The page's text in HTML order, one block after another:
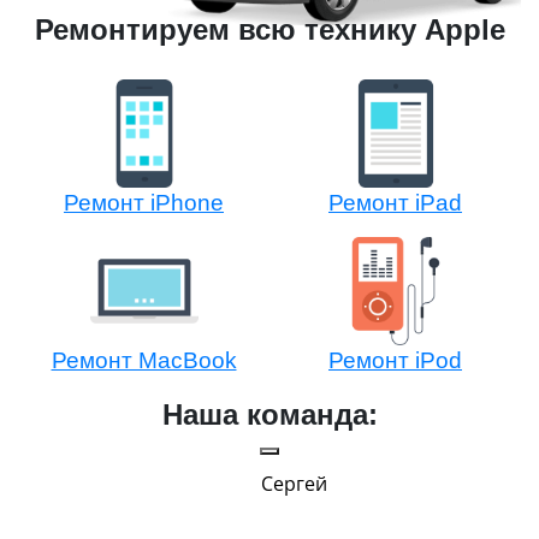
Ремонтируем всю технику Apple
Ремонт iPhone Ремонт iPad
Ремонт MacBook Ремонт iPod
Наша команда: